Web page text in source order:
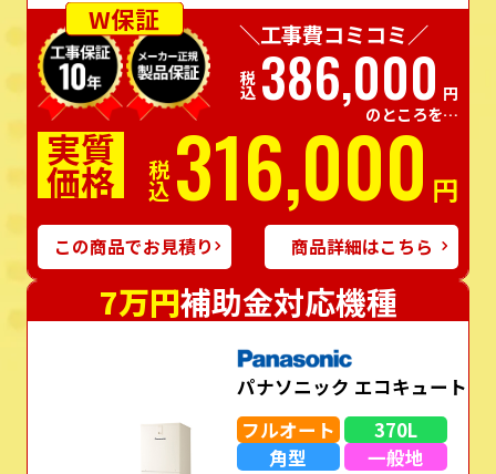
W保証
＼工事費コミコミ／
税込 386,000 円
のところを…
実質
価格 税込316,000 円
この商品でお見積り 商品詳細はこちら
7万円補助金対応機種
パナソニック エコキュート
フルオート
370L
角型
一般地